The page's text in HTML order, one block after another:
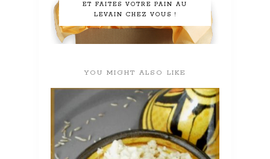
ET FAITES VOTRE PAIN AU
LEVAIN CHEZ VOUS !
YOU MIGHT ALSO LIKE